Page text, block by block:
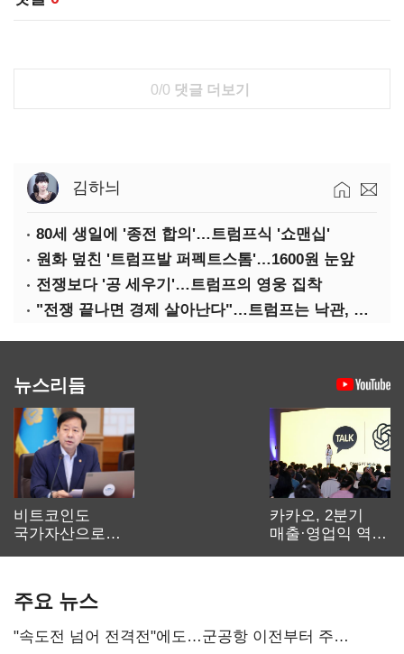
0/0 댓글 더보기
김하늬
80세 생일에 '종전 합의'…트럼프식 '쇼맨십'
원화 덮친 '트럼프발 퍼펙트스톰'…1600원 눈앞
전쟁보다 '공 세우기'…트럼프의 영웅 집착
"전쟁 끝나면 경제 살아난다"…트럼프는 낙관, 미국인은 싸늘
뉴스리듬
비트코인도
국가자산으로…'
카카오, 2분기
매출·영업익 역대
주요 뉴스
"속도전 넘어 전격전"에도…군공항 이전부터 주